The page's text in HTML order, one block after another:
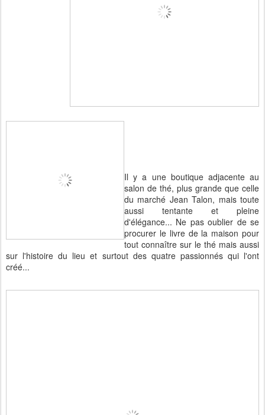
Il y a une boutique adjacente au
salon de thé, plus grande que celle
du marché Jean Talon, mais toute
aussi tentante et pleine
d'élégance... Ne pas oublier de se
procurer le livre de la maison pour
tout connaître sur le thé mais aussi
sur l'histoire du lieu et surtout des quatre passionnés qui l'ont
créé...